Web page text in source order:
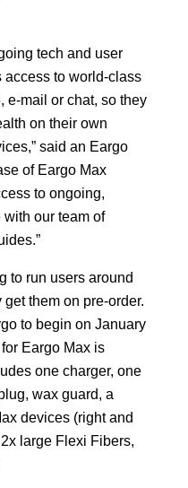
tech and user
access to world-class
e-mail or chat, so they
on their own
said an Eargo
of Eargo Max
to ongoing,
our team of
to run users around
them on pre-order.
to begin on January
Eargo Max is
one charger, one
wax guard, a
devices (right and
large Flexi Fibers,